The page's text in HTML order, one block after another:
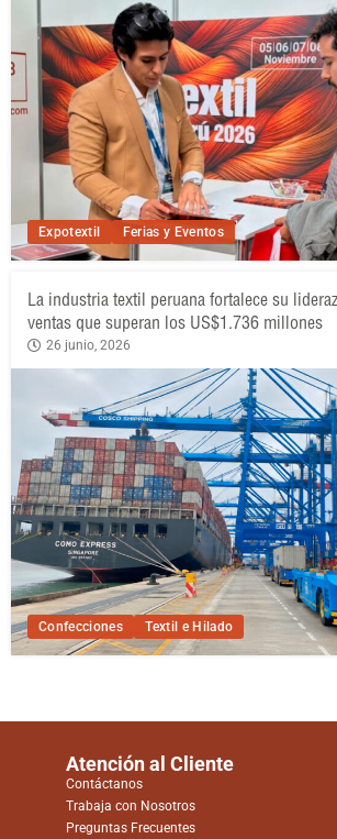
Expotextil Ferias y Eventos
Confecciones Textil e Hilado
La industria textil peruana fortalece su
ventas que superan los US$1.736 millones
26 junio, 2026
Atención al Cliente
Contáctanos
Trabaja con Nosotros
Preguntas Frecuentes